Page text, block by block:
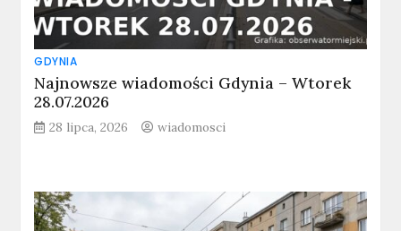
GDYNIA
Najnowsze wiadomości Gdynia – Wtorek
28.07.2026
28 lipca, 2026 wiadomosci